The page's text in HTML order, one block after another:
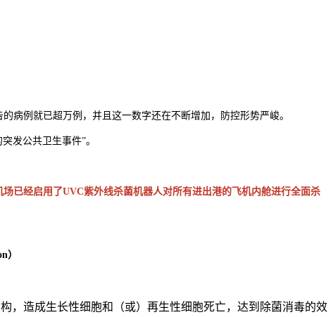
病例就已超万例，并且这一数字还在不断增加，防控形势严峻。
发公共卫生事件”。
已经启用了UVC紫外线杀菌机器人对所有进出港的飞机内舱进行全面杀
）
，造成生长性细胞和（或）再生性细胞死亡，达到除菌消毒的效